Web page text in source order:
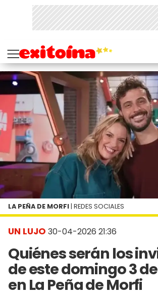
UN LUJO 30-04-2026 21:36
Quiénes serán los
de este domingo 3
en La Peña de Morfi
LA PEÑA DE MORFI | REDES SOCIALES